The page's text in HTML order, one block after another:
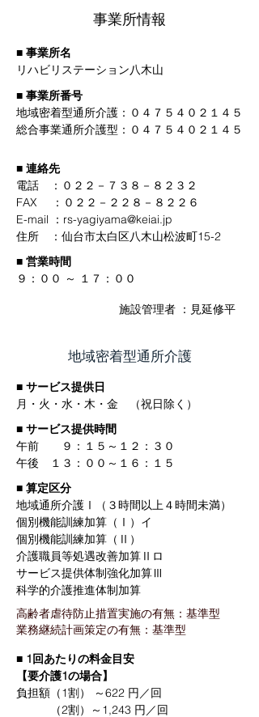
事業所情報
■ 事業所名
リハビリステーション八木山
■ 事業所番号
地域密着型通所介護：０４７５４０２１４５
総合事業通所介護型：０４７５４０２１４５
■ 連絡先
電話 ： ０２２－７３８－８２３２
FAX ：０２２－２２８－８２２６
E-mail
： rs-yagiyama@keiai.jp
​住所 ：仙台市太白区八木山松波町15-2
■ 営業時間
９：００ ～ １７：００
施設管理者 ：見延修平
地域密着型通所介護
​■ サービス提供日
月・火・水・木・金 （祝日除く）
■ サービス提供時間
午前 ９：１５～１２：３０
午後 １３：００～１６：１５
■ 算定区分
地域通所介護Ⅰ（３時間以上４時間未満）
個別機能訓練加算（Ⅰ）イ
個別機能訓練加算（Ⅱ）
介護職員等処遇改善加算Ⅱロ
サービス提供体制強化加算Ⅲ
​科学的介護推進体制加算
高齢者虐待防止措置実施の有無：基準型
業務継続計画策定の有無：基準型
■ 1回あたりの料金目安
【要介護1の場合】
負担額（1割） ～622 円／回
（2割）～1,243 円／回